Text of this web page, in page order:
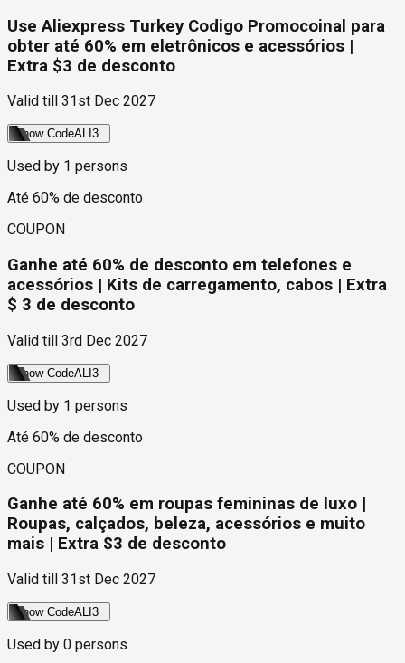
Use Aliexpress Turkey Codigo Promocoinal para
obter até 60% em eletrônicos e acessórios |
Extra $3 de desconto
Valid till 31st Dec 2027
Show CodeALI3
Used by 1 persons
Até 60% de desconto
COUPON
Ganhe até 60% de desconto em telefones e
acessórios | Kits de carregamento, cabos | Extra
$ 3 de desconto
Valid till 3rd Dec 2027
Show CodeALI3
Used by 1 persons
Até 60% de desconto
COUPON
Ganhe até 60% em roupas femininas de luxo |
Roupas, calçados, beleza, acessórios e muito
mais | Extra $3 de desconto
Valid till 31st Dec 2027
Show CodeALI3
Used by 0 persons